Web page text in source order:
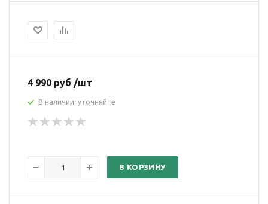
4 990 руб /шт
В наличии: уточняйте
В КОРЗИНУ